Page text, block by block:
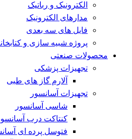
الکترونیک و رباتیک
مدارهای الکترونیک
فایل های سه بعدی
پروژه شبیه سازی و
محصولات صنعتی
تجهیزات پزشکی
آلارم گاز های طبی
تجهیزات آسانسور
شاسی آسانسور
کنتاکت درب
فتوسل پرده ای